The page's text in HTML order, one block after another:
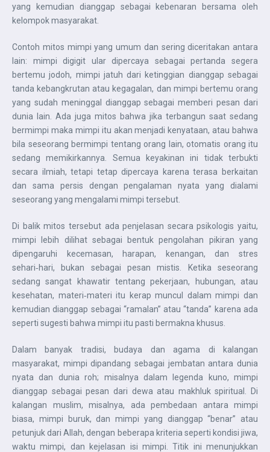
yang kemudian dianggap sebagai kebenaran bersama oleh
kelompok masyarakat.
Contoh mitos mimpi yang umum dan sering diceritakan antara
lain: mimpi digigit ular dipercaya sebagai pertanda segera
bertemu jodoh, mimpi jatuh dari ketinggian dianggap sebagai
tanda kebangkrutan atau kegagalan, dan mimpi bertemu orang
yang sudah meninggal dianggap sebagai memberi pesan dari
dunia lain. Ada juga mitos bahwa jika terbangun saat sedang
bermimpi maka mimpi itu akan menjadi kenyataan, atau bahwa
bila seseorang bermimpi tentang orang lain, otomatis orang itu
sedang memikirkannya. Semua keyakinan ini tidak terbukti
secara ilmiah, tetapi tetap dipercaya karena terasa berkaitan
dan sama persis dengan pengalaman nyata yang dialami
seseorang yang mengalami mimpi tersebut.
Di balik mitos tersebut ada penjelasan secara psikologis yaitu,
mimpi lebih dilihat sebagai bentuk pengolahan pikiran yang
dipengaruhi kecemasan, harapan, kenangan, dan stres
sehari‑hari, bukan sebagai pesan mistis. Ketika seseorang
sedang sangat khawatir tentang pekerjaan, hubungan, atau
kesehatan, materi‑materi itu kerap muncul dalam mimpi dan
kemudian dianggap sebagai “ramalan” atau “tanda” karena ada
seperti sugesti bahwa mimpi itu pasti bermakna khusus.
Dalam banyak tradisi, budaya dan agama di kalangan
masyarakat, mimpi dipandang sebagai jembatan antara dunia
nyata dan dunia roh; misalnya dalam legenda kuno, mimpi
dianggap sebagai pesan dari dewa atau makhluk spiritual. Di
kalangan muslim, misalnya, ada pembedaan antara mimpi
biasa, mimpi buruk, dan mimpi yang dianggap “benar” atau
petunjuk dari Allah, dengan beberapa kriteria seperti kondisi jiwa,
waktu mimpi, dan kejelasan isi mimpi. Titik ini menunjukkan